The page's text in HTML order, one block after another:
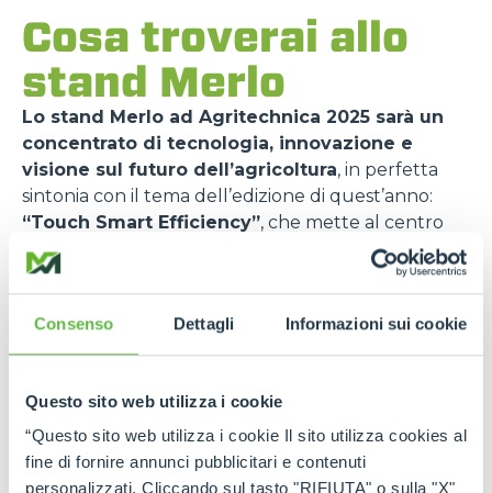
Consenso Dettagli Informazioni sui cookie
Questo sito web utilizza i cookie
“Questo sito web utilizza i cookie Il sito utilizza cookies al
fine di fornire annunci pubblicitari e contenuti
personalizzati. Cliccando sul tasto "RIFIUTA" o sulla "X"
Cosa troverai allo
stand Merlo
Lo stand Merlo ad Agritechnica 2025 sarà un
concentrato di tecnologia, innovazione e
visione sul futuro dell’agricoltura, in perfetta
sintonia con il tema dell’edizione di quest’anno:
“Touch Smart Efficiency”, che mette al centro
efficienza operativa, digitalizzazione e sostenibilità.
Padiglione 6 – Stand D15: è qui che Merlo
presenterà le
gamma di macchine più
per migliorare la produttività, la sicurezza e la
versatilità nel lavoro agricolo quotidiano.
Le macchine in esposizione